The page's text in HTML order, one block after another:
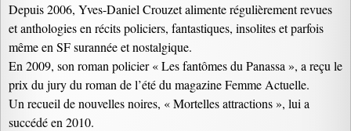
Depuis 2006, Yves-Daniel Crouzet alimente régulièrement revues
et anthologies en récits policiers, fantastiques, insolites et parfois
même en SF surannée et nostalgique.
En 2009, son roman policier « Les fantômes du Panassa », a reçu le
prix du jury du roman de l’été du magazine Femme Actuelle.
Un recueil de nouvelles noires, « Mortelles attractions », lui a
succédé en 2010.